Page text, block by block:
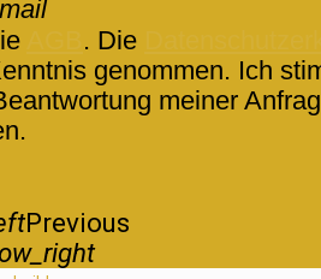
. Die
genommen. Ich
meiner
Previous